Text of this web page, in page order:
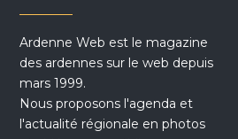
Ardenne Web est le magazine
des ardennes sur le web depuis
mars 1999.
Nous proposons l'agenda et
l'actualité régionale en photos